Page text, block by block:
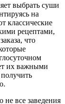
выбрать суши
на
классические
рецептами,
что
их важными
не все заведения